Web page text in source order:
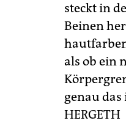
steckt in
Beinen
als ob ein
genau
HERGETH